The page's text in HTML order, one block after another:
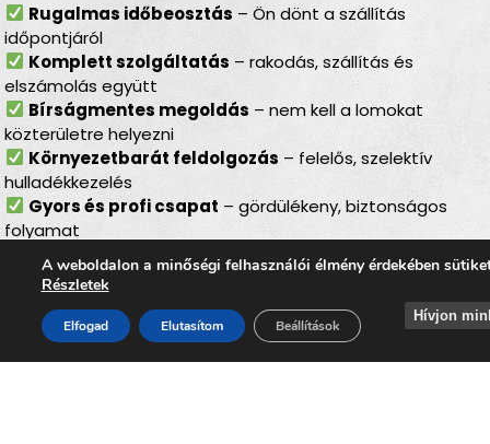
Rugalmas időbeosztás – Ön dönt a szállítás
időpontjáról
Komplett szolgáltatás – rakodás, szállítás és
elszámolás együtt
Bírságmentes megoldás – nem kell a lomokat
közterületre helyezni
Környezetbarát feldolgozás – felelős, szelektív
hulladékkezelés
Gyors és profi csapat – gördülékeny, biztonságos
folyamat
Lomtalanítás Maklár –
ideális választás minden
helyzetben
A weboldalon a minőségi felhasználói élmény érdekében
Részletek
Elfogad Elutasítom Beállítások
Hívjon